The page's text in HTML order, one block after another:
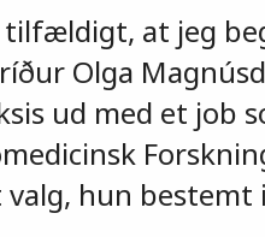
at jeg
Olga
ud med et job
valg, hun